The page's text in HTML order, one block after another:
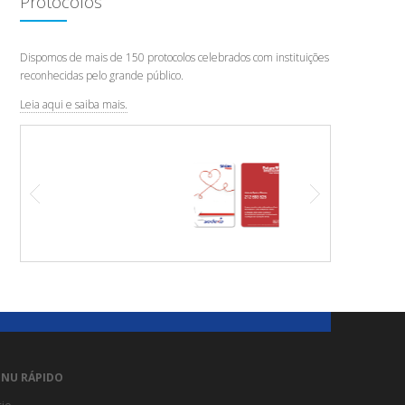
Dispomos de mais de 150 protocolos celebrados com instituições
reconhecidas pelo grande público.
Leia aqui e saiba mais.
RÁPIDO